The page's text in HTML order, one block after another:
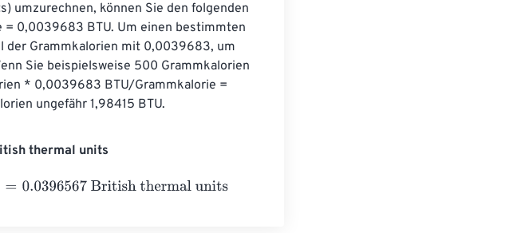
umzurechnen, können Sie den folgenden
= 0,0039683 BTU. Um einen bestimmten
der Grammkalorien mit 0,0039683, um
Sie beispielsweise 500 Grammkalorien
* 0,0039683 BTU/Grammkalorie =
ungefähr 1,98415 BTU.
thermal units
=0.0396567 British thermal units